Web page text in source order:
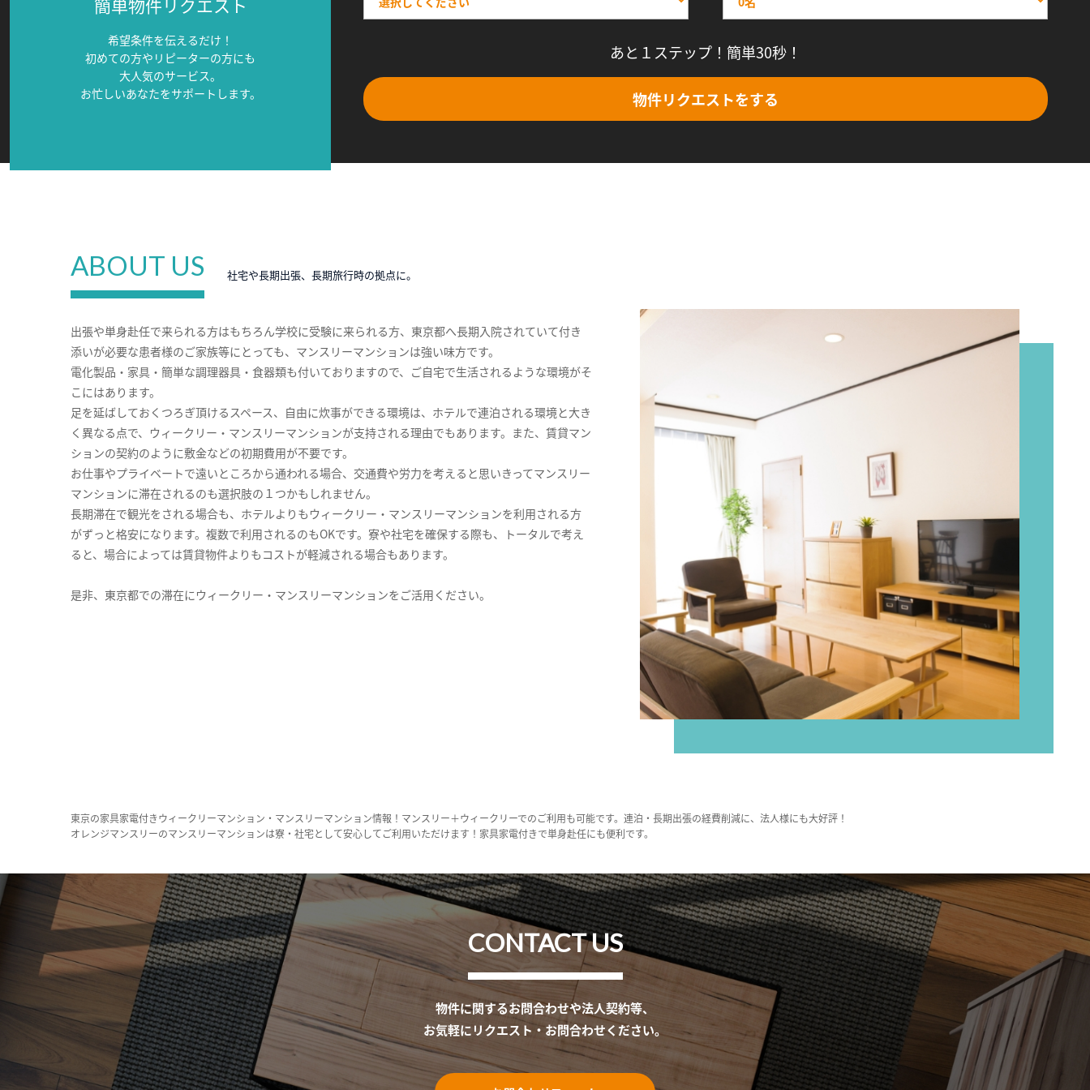
簡単物件リクエスト
希望条件を伝えるだけ！
初めての方やリピーターの方にも
大人気のサービス。
お忙しいあなたをサポートします。
あと１ステップ！簡単30秒！
物件リクエストをする
ABOUT US 社宅や長期出張、長期旅行時の拠点に。
出張や単身赴任で来られる方はもちろん学校に受験に来られる方、東京都へ長期入院されていて付き
添いが必要な患者様のご家族等にとっても、マンスリーマンションは強い味方です。
電化製品・家具・簡単な調理器具・食器類も付いておりますので、ご自宅で生活されるような環境がそ
こにはあります。
足を延ばしておくつろぎ頂けるスペース、自由に炊事ができる環境は、ホテルで連泊される環境と大き
く異なる点で、ウィークリー・マンスリーマンションが支持される理由でもあります。また、賃貸マン
ションの契約のように敷金などの初期費用が不要です。
お仕事やプライベートで遠いところから通われる場合、交通費や労力を考えると思いきってマンスリー
マンションに滞在されるのも選択肢の１つかもしれません。
長期滞在で観光をされる場合も、ホテルよりもウィークリー・マンスリーマンションを利用される方
がずっと格安になります。複数で利用されるのもOKです。寮や社宅を確保する際も、トータルで考え
ると、場合によっては賃貸物件よりもコストが軽減される場合もあります。
是非、東京都での滞在にウィークリー・マンスリーマンションをご活用ください。
東京の家具家電付きウィークリーマンション・マンスリーマンション情報！マンスリー＋ウィークリーでのご利用も可能です。連泊・長期出張の経費削減に、法人様にも大好評！
オレンジマンスリーのマンスリーマンションは寮・社宅として安心してご利用いただけます！家具家電付きで単身赴任にも便利です。
CONTACT US
物件に関するお問合わせや法人契約等、
お気軽にリクエスト・お問合わせください。